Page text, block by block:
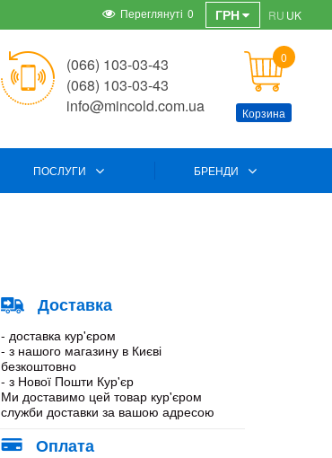
ГРН RU UK
Переглянуті 0
(066) 103-03-43
(068) 103-03-43
info@mincold.com.ua
0
Корзина
ПОСЛУГИ БРЕНДИ
Доставка
- доставка кур'єром
- з нашого магазину в Києві
безкоштовно
- з Нової Пошти Кур'єр
Ми доставимо цей товар кур'єром
служби доставки за вашою адресою
Оплата